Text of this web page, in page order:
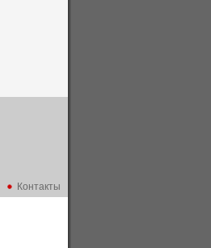
Контакты